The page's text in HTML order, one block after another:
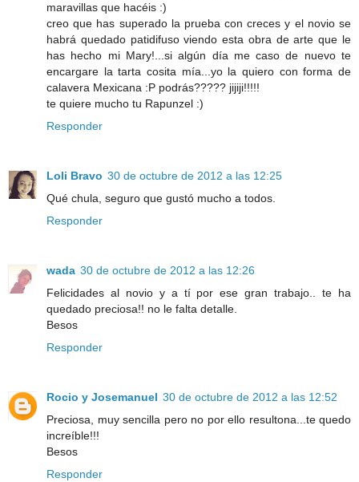
maravillas que hacéis :)
creo que has superado la prueba con creces y el novio se
habrá quedado patidifuso viendo esta obra de arte que le
has hecho mi Mary!...si algún día me caso de nuevo te
encargare la tarta cosita mía...yo la quiero con forma de
calavera Mexicana :P podrás????? jijiji!!!!!
te quiere mucho tu Rapunzel :)
Responder
Loli Bravo 30 de octubre de 2012 a las 12:25
Qué chula, seguro que gustó mucho a todos.
Responder
wada 30 de octubre de 2012 a las 12:26
Felicidades al novio y a tí por ese gran trabajo.. te ha
quedado preciosa!! no le falta detalle.
Besos
Responder
Rocio y Josemanuel 30 de octubre de 2012 a las 12:52
Preciosa, muy sencilla pero no por ello resultona...te quedo
increíble!!!
Besos
Responder